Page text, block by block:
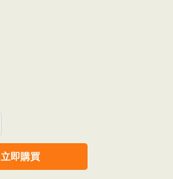
立即購買